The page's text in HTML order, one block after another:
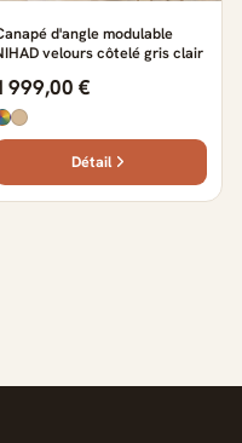
d'angle modulable
velours côtelé gris clair
999,00 €
Détail